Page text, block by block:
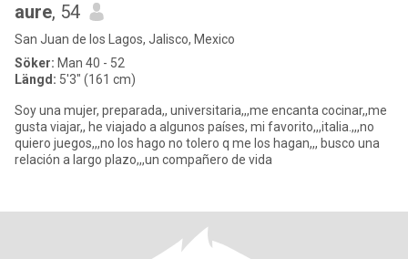
aure, 54
San Juan de los Lagos, Jalisco, Mexico
Söker: Man 40 - 52
Längd: 5'3" (161 cm)
Soy una mujer, preparada,, universitaria,,,me encanta cocinar,,me
gusta viajar,, he viajado a algunos países, mi favorito,,,italia.,,,no
quiero juegos,,,no los hago no tolero q me los hagan,,, busco una
relación a largo plazo,,,un compañero de vida